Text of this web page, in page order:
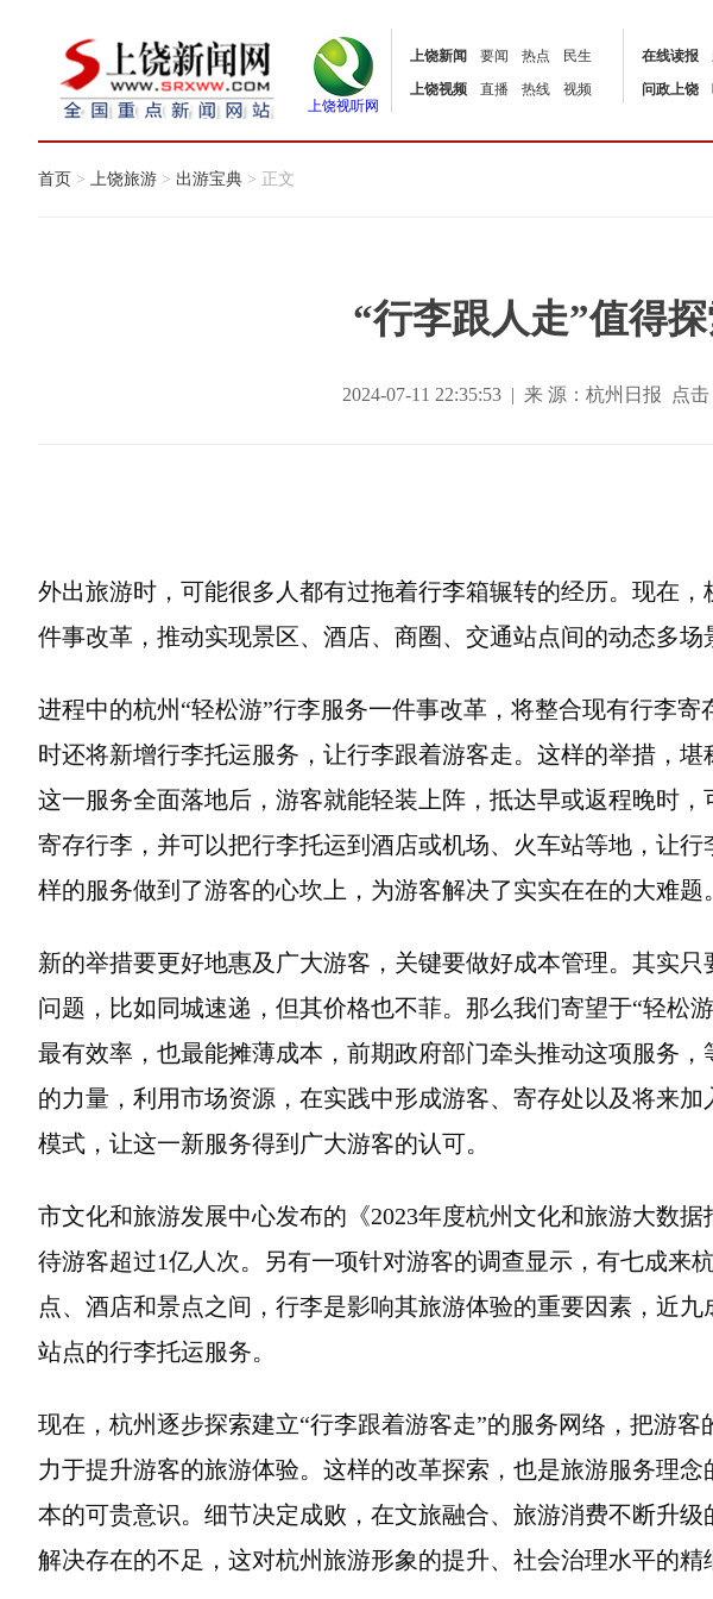
上饶视听网
上饶新闻 要闻 热点
民生
上饶视频
直播 热线 视频
在线读报
问政上饶
首页 > 上饶旅游 > 出游宝典 > 正文
“行李跟人走”值得
2024-07-11 22:35:53 | 来 源：杭州日报 点击
外出旅游时，可能很多人都有过拖着行李箱辗转的经历。现在，
件事改革，推动实现景区、酒店、商圈、交通站点间的动态多场
进程中的杭州“轻松游”行李服务一件事改革，将整合现有行李
时还将新增行李托运服务，让行李跟着游客走。这样的举措，堪
这一服务全面落地后，游客就能轻装上阵，抵达早或返程晚时
寄存行李，并可以把行李托运到酒店或机场、火车站等地，让
样的服务做到了游客的心坎上，为游客解决了实实在在的大难题。
新的举措要更好地惠及广大游客，关键要做好成本管理。其实只
问题，比如同城速递，但其价格也不菲。那么我们寄望于“轻松
最有效率，也最能摊薄成本，前期政府部门牵头推动这项服务
的力量，利用市场资源，在实践中形成游客、寄存处以及将来
模式，让这一新服务得到广大游客的认可。
市文化和旅游发展中心发布的《2023年度杭州文化和旅游大数
待游客超过1亿人次。另有一项针对游客的调查显示，有七成来
点、酒店和景点之间，行李是影响其旅游体验的重要因素，近
站点的行李托运服务。
现在，杭州逐步探索建立“行李跟着游客走”的服务网络，把游
力于提升游客的旅游体验。这样的改革探索，也是旅游服务理
本的可贵意识。细节决定成败，在文旅融合、旅游消费不断升级
解决存在的不足，这对杭州旅游形象的提升、社会治理水平的精